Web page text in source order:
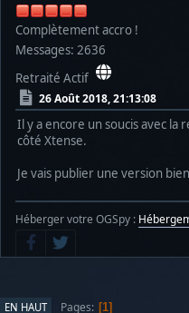
Complètement accro !
Messages: 2636
Retraité Actif
26 Août 2018, 21:13:08
Il y a encore un soucis avec la
côté Xtense.
Je vais publier une version
Héberger votre OGSpy :
EN HAUT Pages 1